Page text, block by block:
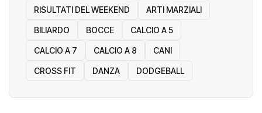
RISULTATI DEL WEEKEND ARTI MARZIALI
BILIARDO BOCCE CALCIO A 5
CALCIO A 7 CALCIO A 8 CANI
CROSS FIT DANZA DODGEBALL